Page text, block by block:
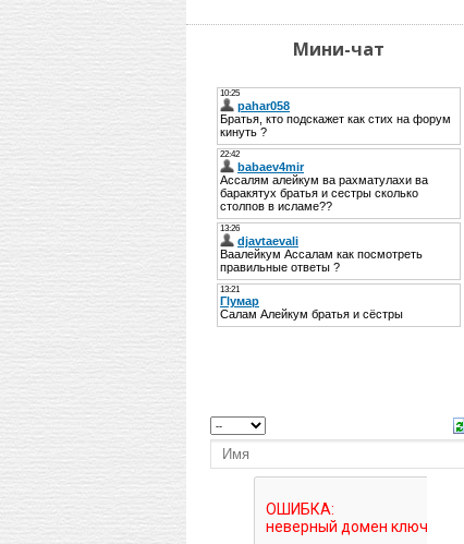
Мини-чат